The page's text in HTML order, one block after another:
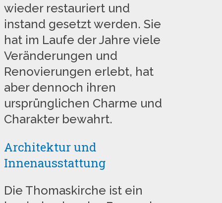
wieder restauriert und
instand gesetzt werden. Sie
hat im Laufe der Jahre viele
Veränderungen und
Renovierungen erlebt, hat
aber dennoch ihren
ursprünglichen Charme und
Charakter bewahrt.
Architektur und
Innenausstattung
Die Thomaskirche ist ein